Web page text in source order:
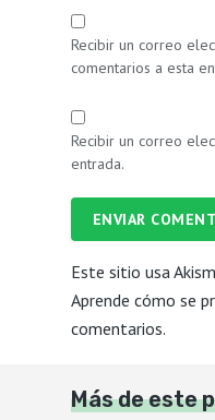
Recibir un correo
comentarios a esta
Recibir un correo
entrada.
ENVIAR
Este sitio usa
Aprende cómo se
comentarios.
Más de este